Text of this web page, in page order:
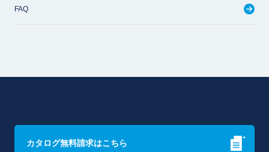
FAQ
カタログ無料請求はこちら